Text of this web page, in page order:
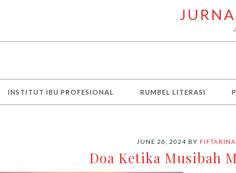
INSTITUT IBU PROFESIONAL RUMBEL LITERASI
JUNE 26, 2024 BY FIFTARINA
Doa Ketika Musibah